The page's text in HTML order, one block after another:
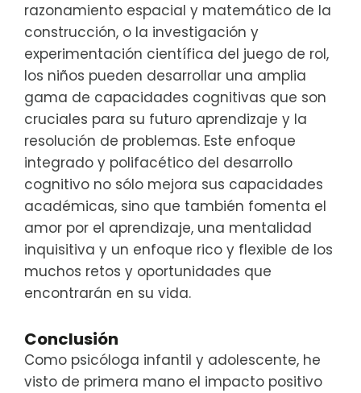
razonamiento espacial y matemático de la
construcción, o la investigación y
experimentación científica del juego de rol,
los niños pueden desarrollar una amplia
gama de capacidades cognitivas que son
cruciales para su futuro aprendizaje y la
resolución de problemas. Este enfoque
integrado y polifacético del desarrollo
cognitivo no sólo mejora sus capacidades
académicas, sino que también fomenta el
amor por el aprendizaje, una mentalidad
inquisitiva y un enfoque rico y flexible de los
muchos retos y oportunidades que
encontrarán en su vida.
Conclusión
Como psicóloga infantil y adolescente, he
visto de primera mano el impacto positivo